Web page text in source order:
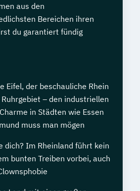
aus den
Bereichen ihren
du garantiert fündig
Eifel, der beschauliche Rhein
– den industriellen
in Städten wie Essen
muss man mögen
dich? Im Rheinland führt kein
bunten Treiben vorbei, auch